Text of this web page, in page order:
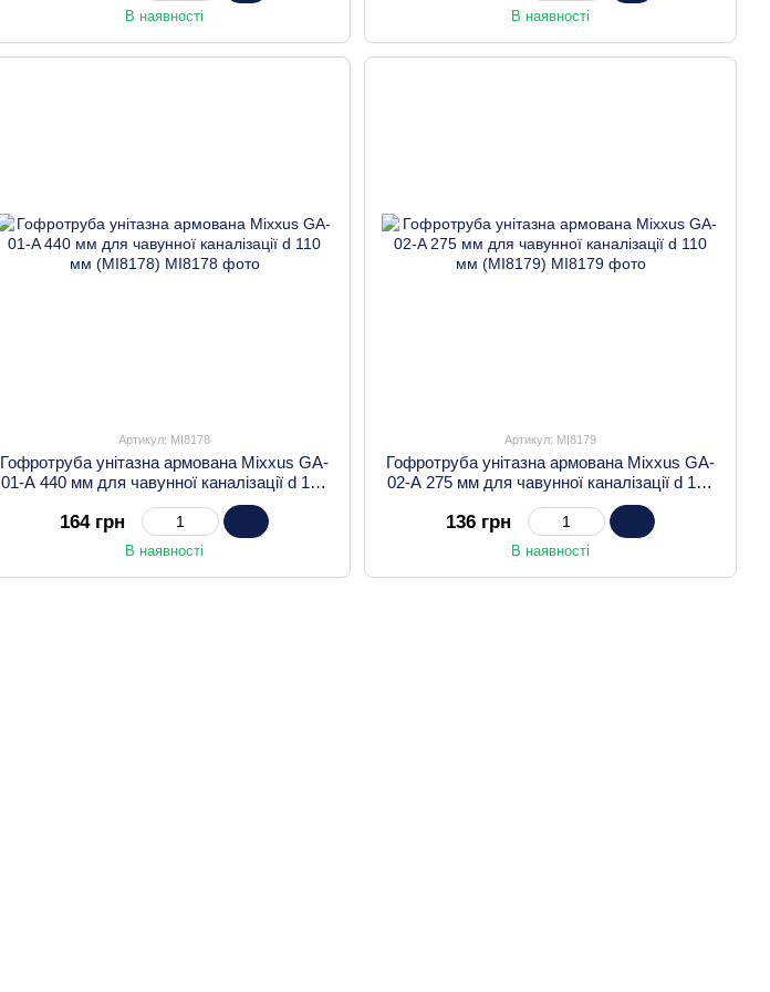
В наявності В наявності
Артикул: MI8178
Гофротруба унітазна армована Mixxus GA-
01-A 440 мм для чавунної каналізації d 110
164 грн
В наявності
Артикул: MI8179
Гофротруба унітазна армована Mixxus GA-
02-A 275 мм для чавунної каналізації d 110
136 грн
В наявності